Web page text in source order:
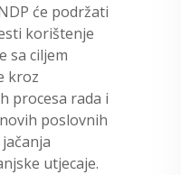
će podržati
korištenje
sa ciljem
kroz
procesa rada i
poslovnih
utjecaje.